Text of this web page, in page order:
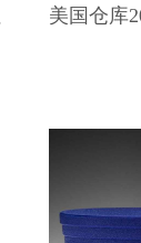
美国仓库